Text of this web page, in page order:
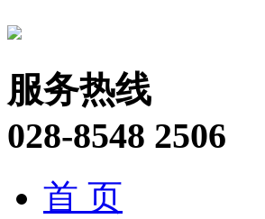
服务热线
028-8548 2506
首 页